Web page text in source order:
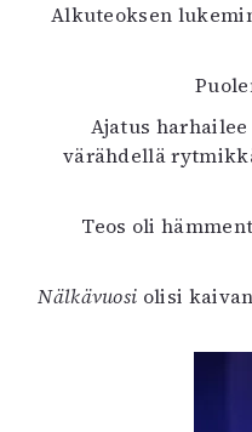
Alkuteoksen
Ajatus
värähdellä
Teos oli
Nälkävuosi olisi